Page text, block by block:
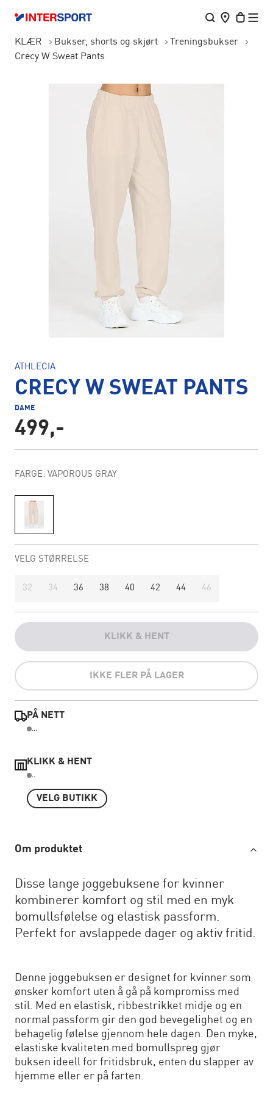
KLÆR Bukser, shorts og skjørt
Treningsbukser
Crecy W Sweat Pants
ATHLECIA
CRECY W SWEAT PANTS
DAME
499,-
FARGE: VAPOROUS GRAY
VELG STØRRELSE
32 34 36 38 40 42 44 46
KLIKK & HENT
IKKE FLER PÅ LAGER
PÅ NETT
...
KLIKK & HENT
..
VELG BUTIKK
Om produktet
Disse lange joggebuksene for kvinner
kombinerer komfort og stil med en myk
bomullsfølelse og elastisk passform.
Perfekt for avslappede dager og aktiv fritid.
Denne joggebuksen er designet for kvinner som
ønsker komfort uten å gå på kompromiss med
stil. Med en elastisk, ribbestrikket midje og en
normal passform gir den god bevegelighet og en
behagelig følelse gjennom hele dagen. Den myke,
elastiske kvaliteten med bomullspreg gjør
buksen ideell for fritidsbruk, enten du slapper av
hjemme eller er på farten.